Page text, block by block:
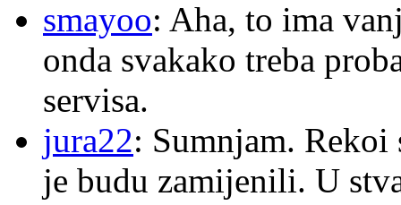
smayoo: Aha, to ima
onda svakako treba
servisa.
jura22: Sumnjam. Rekoi
je budu zamijenili. U